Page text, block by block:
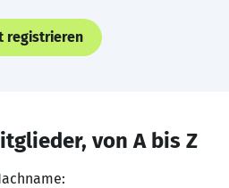
registrieren
von A bis Z